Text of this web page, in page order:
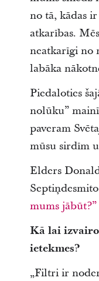
no tā, kādas
atkarības.
neatkarīgi no
labāka
Piedaloties
nolūku”
paveram
mūsu sirdīm
Elders
mums jābūt?”
Kā lai
ietekmes?
„Filtri ir